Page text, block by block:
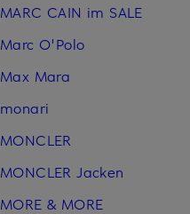
MARC CAIN im SALE
Marc O'Polo
Max Mara
monari
MONCLER
MONCLER Jacken
MORE & MORE